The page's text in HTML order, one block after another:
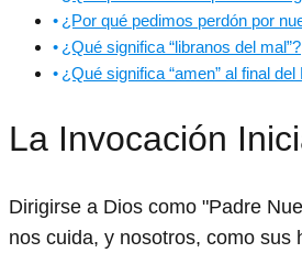
¿Por qué pedimos perdón por
¿Qué significa “libranos del mal”?
¿Qué significa “amen” al final
La Invocación
Dirigirse a Dios como "Padre
nos cuida, y nosotros, como